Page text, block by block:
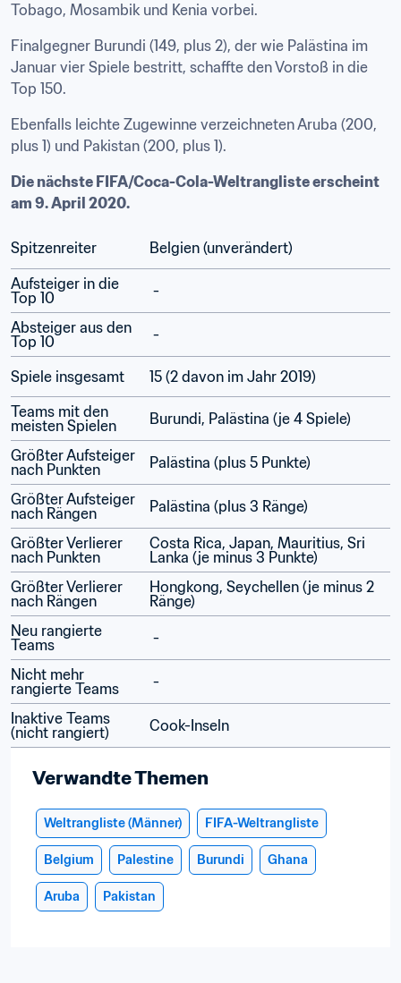
Tobago, Mosambik und Kenia vorbei.
Finalgegner Burundi (149, plus 2), der wie Palästina im
Januar vier Spiele bestritt, schaffte den Vorstoß in die
Top 150.
Ebenfalls leichte Zugewinne verzeichneten Aruba (200,
plus 1) und Pakistan (200, plus 1).
Die nächste FIFA/Coca-Cola-Weltrangliste erscheint
am 9. April 2020.
Spitzenreiter
Belgien (unverändert)
Aufsteiger in die
Top 10
-
Absteiger aus den
Top 10
-
Spiele insgesamt
15 (2 davon im Jahr 2019)
Teams mit den
meisten Spielen
Burundi, Palästina (je 4 Spiele)
Größter Aufsteiger
nach Punkten
Palästina (plus 5 Punkte)
Größter Aufsteiger
nach Rängen
Palästina (plus 3 Ränge)
Größter Verlierer
nach Punkten
Costa Rica, Japan, Mauritius, Sri
Lanka (je minus 3 Punkte)
Größter Verlierer
nach Rängen
Hongkong, Seychellen (je minus 2
Ränge)
Neu rangierte
Teams
-
Nicht mehr
rangierte Teams
-
Inaktive Teams
(nicht rangiert)
Cook-Inseln
Verwandte Themen
Weltrangliste (Männer) FIFA-Weltrangliste
Belgium Palestine Burundi Ghana
Aruba Pakistan